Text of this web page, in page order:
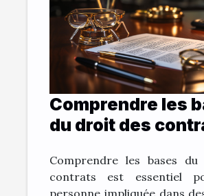
Comprendre les
du droit des
Comprendre les bases
contrats est essentiel
personne impliquée dans